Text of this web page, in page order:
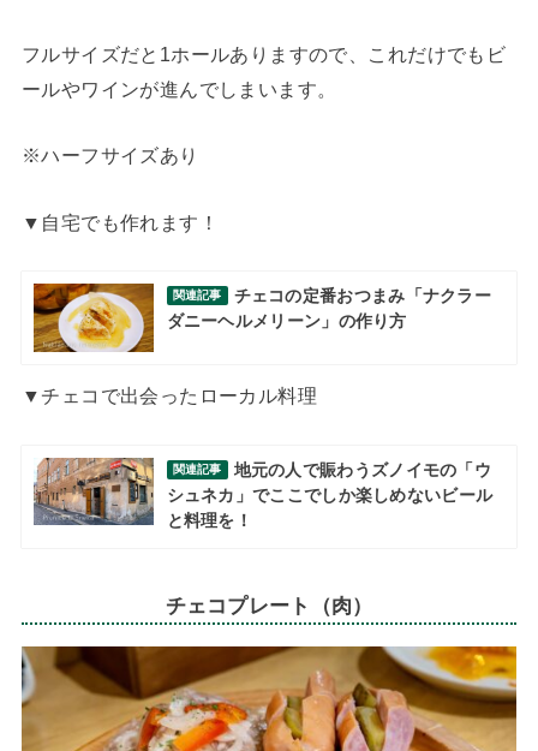
フルサイズだと1ホールありますので、これだけでもビ
ールやワインが進んでしまいます。
※ハーフサイズあり
▼自宅でも作れます！
関連記事
チェコの定番おつまみ「ナクラー
ダニーヘルメリーン」の作り方
▼チェコで出会ったローカル料理
関連記事
地元の人で賑わうズノイモの「ウ
シュネカ」でここでしか楽しめないビール
と料理を！
チェコプレート（肉）